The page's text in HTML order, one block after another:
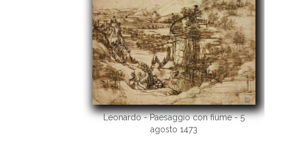
Leonardo - Paesaggio con fiume - 5
agosto 1473